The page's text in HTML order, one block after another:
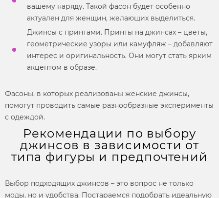
вашему наряду. Такой фасон будет особенно
актуален для женщин, желающих выделиться.
Джинсы с принтами. Принты на джинсах – цветы,
геометрические узоры или камуфляж – добавляют
интерес и оригинальность. Они могут стать ярким
акцентом в образе.
Фасоны, в которых реализованы женские джинсы,
помогут проводить самые разнообразные эксперименты
с одеждой.
Рекомендации по выбору
джинсов в зависимости от
типа фигуры и предпочтений
Выбор подходящих джинсов – это вопрос не только
моды, но и удобства. Постараемся подобрать идеальную